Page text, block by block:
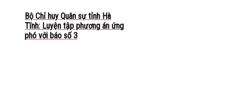
Bộ Chỉ huy Quân sự tỉnh Hà
Tĩnh: Luyện tập phương án ứng
phó với báo số 3